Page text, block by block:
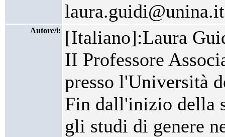
laura.guidi@unina.it
Autore/i:
[Italiano]:Laura
II Professore
presso l'Università
Fin dall'inizio della
gli studi di genere